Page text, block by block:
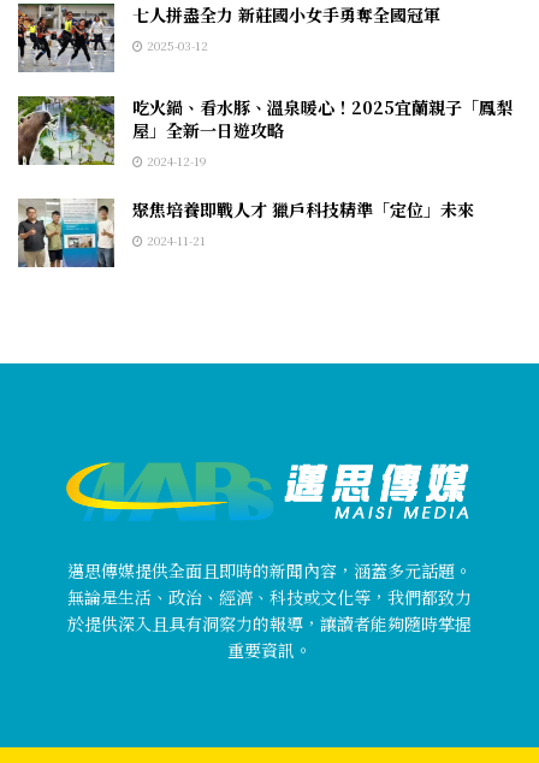
七人拼盡全力 新莊國小女手勇奪全國冠軍
2025-03-12
吃火鍋、看水豚、溫泉暖心！2025宜蘭親子「鳳梨
屋」全新一日遊攻略
2024-12-19
聚焦培養即戰人才 獵戶科技精準「定位」未來
2024-11-21
邁思傳媒提供全面且即時的新聞內容，涵蓋多元話題。
無論是生活、政治、經濟、科技或文化等，我們都致力
於提供深入且具有洞察力的報導，讓讀者能夠隨時掌握
重要資訊。